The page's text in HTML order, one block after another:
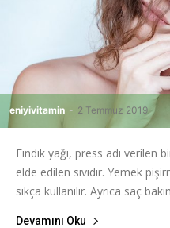
eniyivitamin - 2 Temmuz 2019
Fındık yağı, press adı verilen
elde edilen sıvıdır. Yemek
sıkça kullanılır. Ayrıca saç
Devamını Oku